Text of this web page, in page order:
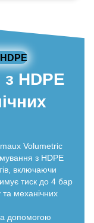
з HDPE
Volumetric
з HDPE
включаючи
тиск до 4 бар
та механічних
допомогою